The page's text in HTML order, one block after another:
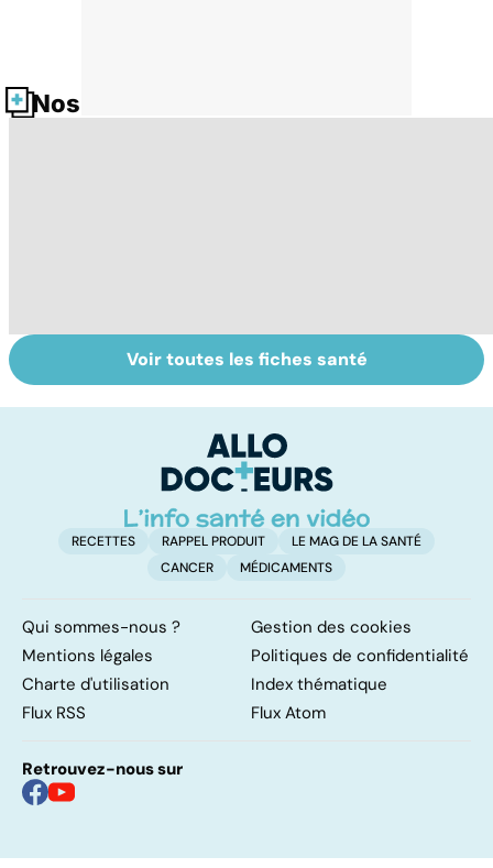
Nos fiches santé
Insuffisance
respiratoire :
Tout savoir sur
les infections
Voir toutes les fiches santé
RECETTES RAPPEL PRODUIT
LE MAG DE LA SANTÉ
CANCER
MÉDICAMENTS
Qui sommes-nous ?
Gestion des cookies
Mentions légales
Politiques de confidentialité
Charte d'utilisation
Index thématique
Flux RSS
Flux Atom
Retrouvez-nous sur